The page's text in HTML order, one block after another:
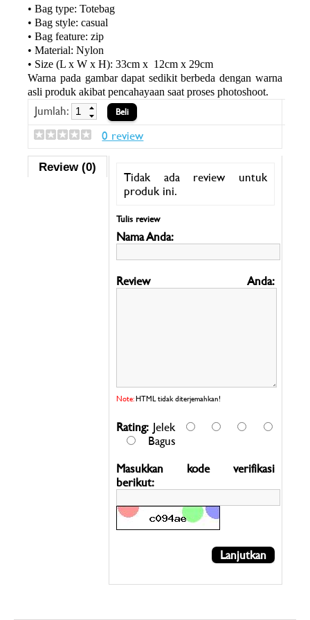
• Bag type: Totebag
• Bag style: casual
• Bag feature: zip
• Material: Nylon
• Size (L x W x H): 33cm x 12cm x 29cm
Warna pada gambar dapat sedikit berbeda dengan warna
asli produk akibat pencahayaan saat proses photoshoot.
Jumlah:
0 review
Review (0)
Tidak ada review untuk
produk ini.
Tulis review
Nama Anda:
Review Anda:
Note:HTML tidak diterjemahkan!
Rating: Jelek
Bagus
Masukkan kode verifikasi
berikut:
Lanjutkan